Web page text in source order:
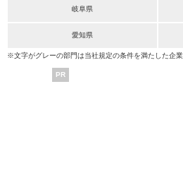
岐阜県
愛知県
※文字がグレーの部門は当社規定の条件を満たした企
PR